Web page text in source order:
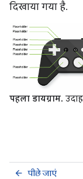
दिखाया गया है.
पहला डायग्राम.
पीछे जाएं
arrow_back